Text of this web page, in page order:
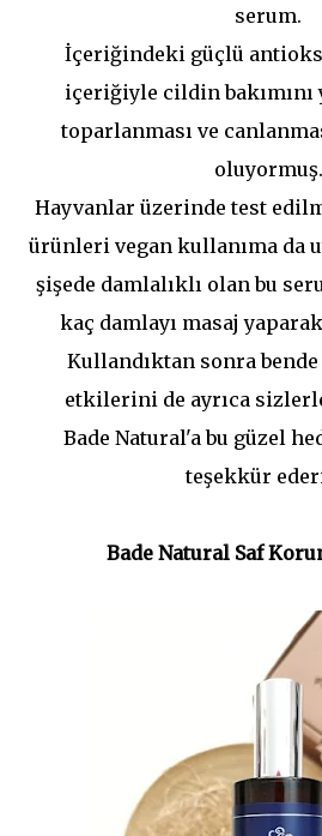
serum.
İçeriğindeki güçlü
içeriğiyle cildin
toparlanması ve
oluyormuş.
Hayvanlar üzerinde test
ürünleri vegan kullanıma da
şişede damlalıklı olan bu
kaç damlayı masaj
Kullandıktan sonra
etkilerini de ayrıca
Bade Natural'a bu güzel
teşekkür
Bade Natural Saf